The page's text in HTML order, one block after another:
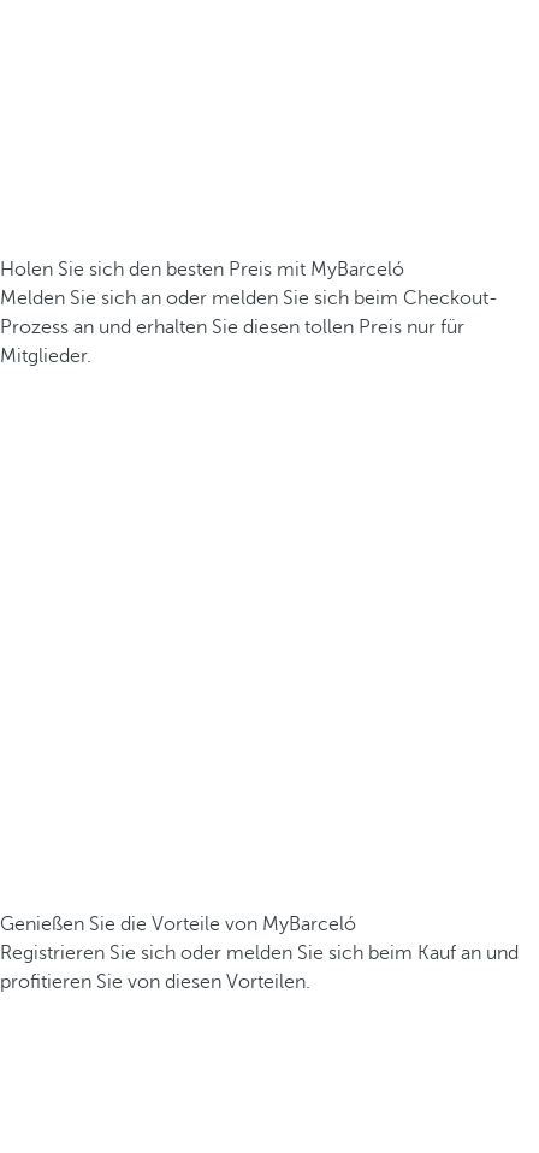
Holen Sie sich den besten Preis mit MyBarceló
Melden Sie sich an oder melden Sie sich beim Checkout-
Prozess an und erhalten Sie diesen tollen Preis nur für
Mitglieder.
Genießen Sie die Vorteile von MyBarceló
Registrieren Sie sich oder melden Sie sich beim Kauf an und
profitieren Sie von diesen Vorteilen.